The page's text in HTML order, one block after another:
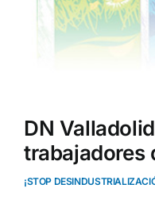
DN
trabajadores
¡STOP